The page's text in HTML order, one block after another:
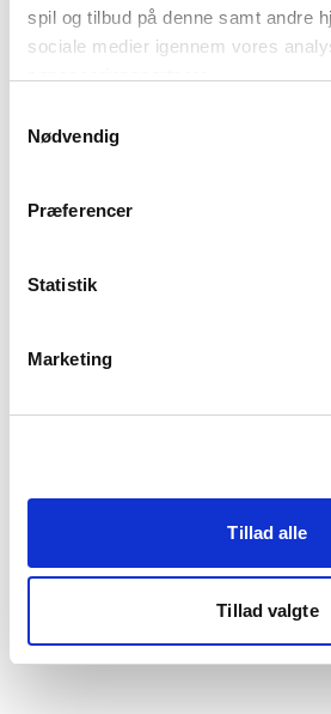
spil og tilbud på denne samt andre
sociale medier igennem vores
Du kan læse mere om vores brug af
"Detaljer" eller ved at klikke videre
Nødvendig
Præferencer
Statistik
Marketing
Tillad alle
Tillad valgte